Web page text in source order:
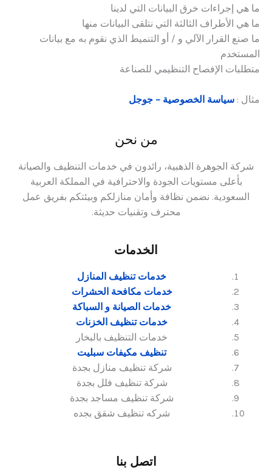
ما هي إجراءات خرق البيانات التي لدينا
ما هي الأطراف الثالثة التي نتلقى البيانات منها
ما صنع القرار الآلي و / أو التنميط الذي نقوم به مع بيانات
المستخدم
متطلبات الإفصاح التنظيمي للصناعة
مثال : سياسة الخصوصية – جوجل
من نحن
شركة الجوهرة الذهبية، رائدون في خدمات التنظيف والصيانة
بأعلى مستويات الجودة والاحترافية في المملكة العربية
السعودية. نضمن نظافة وأمان منازلكم وبيئتكم بفريق عمل
محترف وتقنيات حديثة.
الخدمات
خدمات تنظيف المنازل
خدمات مكافحة الحشرات
خدمات الصيانة و السباكة
خدمات تنظيف الخزنات
خدمات التنظيف بالبخار
تنظيف مكيفات سبليت
شركة تنظيف منازل بجدة
شركة تنظيف فلل بجدة
شركة تنظيف مساجد بجدة
شركه تنظيف شقق بجده
اتصل بنا